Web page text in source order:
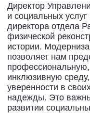
Директор
и социальных
директора отдела
физической
истории.
позволяет нам
инклюзивную
уверенности в
надежды. Это
развитии